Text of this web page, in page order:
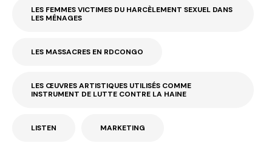
LES FEMMES VICTIMES DU HARCÈLEMENT SEXUEL DANS
LES MÉNAGES
LES MASSACRES EN RDCONGO
LES ŒUVRES ARTISTIQUES UTILISÉS COMME
INSTRUMENT DE LUTTE CONTRE LA HAINE
LISTEN MARKETING